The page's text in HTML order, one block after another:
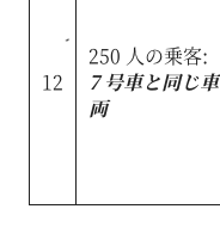
12
250 人の乗客:
7 号車と同じ車
両